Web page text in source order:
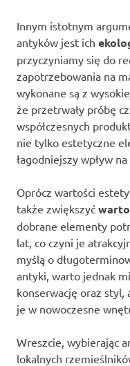
Innym istotnym
antyków jest ich
przyczyniamy się do
zapotrzebowania na
wykonane są z
że przetrwały próbę
współczesnych
nie tylko estetyczne
łagodniejszy wpływ
Oprócz wartości
także zwiększyć
dobrane elementy
lat, co czyni je
myślą o
antyki, warto jednak
konserwację oraz
je w nowoczesne
Wreszcie, wybierając
lokalnych